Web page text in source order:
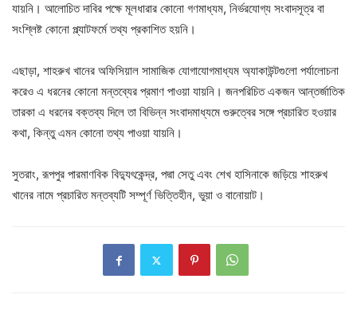
যায়নি। আলোচিত দাবির পক্ষে মূলধারার কোনো গণমাধ্যম, নির্ভরযোগ্য সংবাদসূত্র বা
সংশ্লিষ্ট কোনো প্ল্যাটফর্মে তথ্য প্রকাশিত হয়নি।
এছাড়া, শাহরুখ খানের অফিসিয়াল সামাজিক যোগাযোগমাধ্যম অ্যাকাউন্টগুলো পর্যালোচনা
করেও এ ধরনের কোনো মন্তব্যের প্রমাণ পাওয়া যায়নি। জনপরিচিত একজন আন্তর্জাতিক
তারকা এ ধরনের বক্তব্য দিলে তা বিভিন্ন সংবাদমাধ্যমে গুরুত্বের সঙ্গে প্রচারিত হওয়ার
কথা, কিন্তু এমন কোনো তথ্য পাওয়া যায়নি।
সুতরাং, রূপপুর পারমাণবিক বিদ্যুৎকেন্দ্র, পদ্মা সেতু এবং শেখ হাসিনাকে জড়িয়ে শাহরুখ
খানের নামে প্রচারিত মন্তব্যটি সম্পূর্ণ ভিত্তিহীন, ভুয়া ও বানোয়াট।